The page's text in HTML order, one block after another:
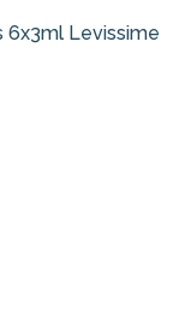
6x3ml Levissime